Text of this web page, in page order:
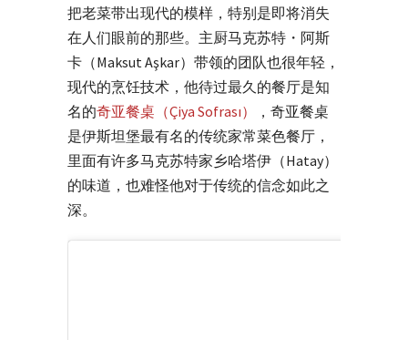
把老菜带出现代的模样，特别是即将消失
在人们眼前的那些。主厨马克苏特・阿斯
卡（Maksut Aşkar）带领的团队也很年轻，
现代的烹饪技术，他待过最久的餐厅是知
名的奇亚餐桌（Çiya Sofrası）
，奇亚餐桌
是伊斯坦堡最有名的传统家常菜色餐厅，
里面有许多马克苏特家乡哈塔伊（Hatay）
的味道，也难怪他对于传统的信念如此之
深。